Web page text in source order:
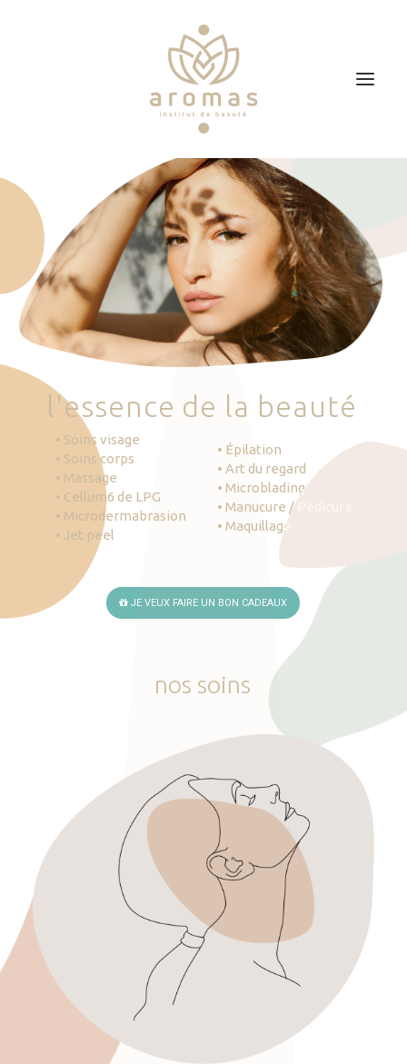
Soins
Je veux faire un bon cadeau
Plan d’accès
Prendre RDV
'essence de la beauté
• Soins visage
• Soins corps
• Massage
• Cellum6 de LPG
• Microdermabrasion
• Jet peel
• Épilation
• Art du regard
• Microblading
• Manucure / Pédicure
• Maquillage
JE VEUX FAIRE UN BON CADEAUX
nos soins